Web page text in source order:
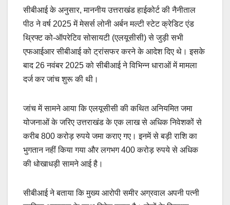
सीबीआई के अनुसार, माननीय उत्तराखंड हाईकोर्ट की नैनीताल
पीठ ने वर्ष 2025 में मेसर्स लोनी अर्बन मल्टी स्टेट क्रेडिट एंड
थ्रिफ्ट को-ऑपरेटिव सोसायटी (एलयूसीसी) से जुड़ी सभी
एफआईआर सीबीआई को ट्रांसफर करने के आदेश दिए थे। इसके
बाद 26 नवंबर 2025 को सीबीआई ने विभिन्न धाराओं में मामला
दर्ज कर जांच शुरू की थी।
जांच में सामने आया कि एलयूसीसी की कथित अनियमित जमा
योजनाओं के जरिए उत्तराखंड के एक लाख से अधिक निवेशकों से
करीब 800 करोड़ रुपये जमा कराए गए। इनमें से बड़ी राशि का
भुगतान नहीं किया गया और लगभग 400 करोड़ रुपये से अधिक
की धोखाधड़ी सामने आई है।
सीबीआई ने बताया कि मुख्य आरोपी समीर अग्रवाल अपनी पत्नी